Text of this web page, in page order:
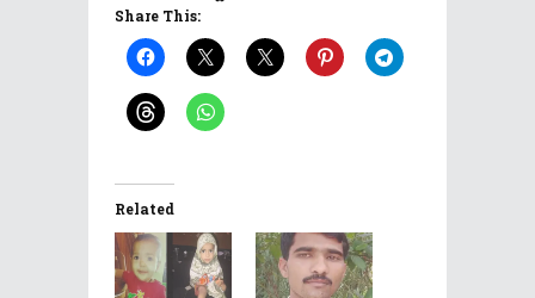
Share This:
Related